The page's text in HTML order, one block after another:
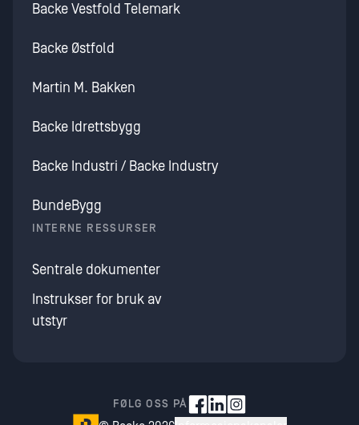
Backe Vestfold Telemark
Backe Østfold
Martin M. Bakken
Backe Idrettsbygg
Backe Industri / Backe Industry
BundeBygg
INTERNE RESSURSER
Sentrale dokumenter
Instrukser for bruk av
utstyr
FØLG OSS PÅ